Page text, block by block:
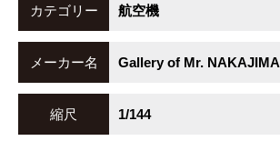
カテゴリー 航空機
メーカー名 Gallery of Mr. NAKAJIMA
縮尺 1/144